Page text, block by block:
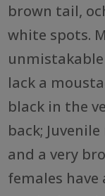
brown tail,
white spots.
lack a
black in the
back;
and a very
females have